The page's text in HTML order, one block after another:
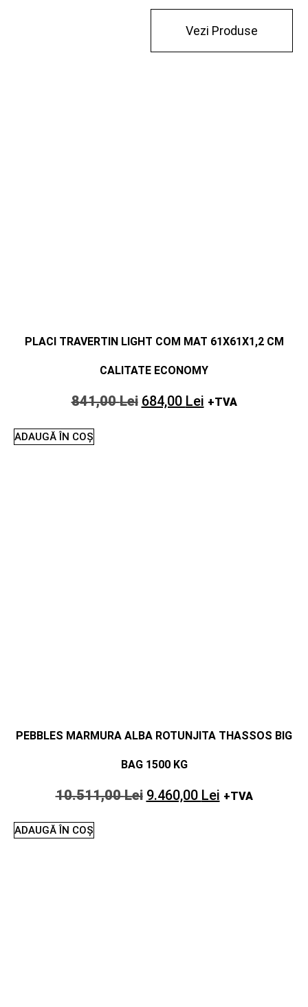
Vezi Produse
PLACI TRAVERTIN LIGHT COM MAT 61X61X1,2 CM
CALITATE ECONOMY
841,00Lei 684,00 Lei +TVA
ADAUGĂ ÎN COȘ
PEBBLES MARMURA ALBA ROTUNJITA THASSOS BIG
BAG 1500 KG
10.511,00Lei 9.460,00 Lei +TVA
ADAUGĂ ÎN COȘ